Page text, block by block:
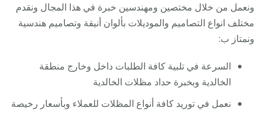
ونعمل من خلال مختصين ومهندسين خبرة في هذا المجال ونقدم
مختلف انواع التصاميم والموديلات بألوان أنيقة وتصاميم هندسية
ونمتاز ب:
السرعة في تلبية كافة الطلبات داخل وخارج منطقة
الخالدية وبخبرة حداد مظلات الخالدية
نعمل في توريد كافة أنواع المظلات للعملاء وبأسعار رخيصة